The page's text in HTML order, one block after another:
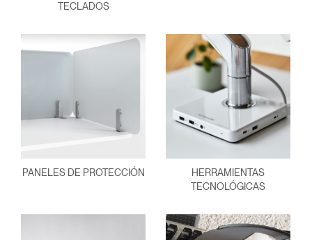
TECLADOS
PANELES DE PROTECCIÓN
HERRAMIENTAS
TECNOLÓGICAS